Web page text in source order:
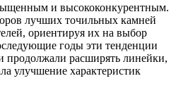
и высококонкурентным.
лучших точильных камней
ориентируя их на выбор
годы эти тенденции
продолжали расширять линейки,
улучшение характеристик